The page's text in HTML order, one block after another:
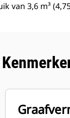
van 3,6 m³